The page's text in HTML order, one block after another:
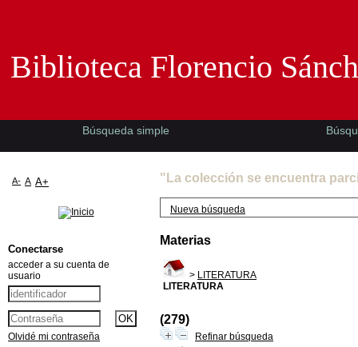
"La colección se encuentra
Nueva búsqueda
Materias
> LITERATURA
LITERATURA
(279)
Refinar búsqueda
Biblioteca Florencio
Búsqueda simple
A- A A+
Conectarse
acceder a su cuenta de
usuario
Olvidé mi contraseña